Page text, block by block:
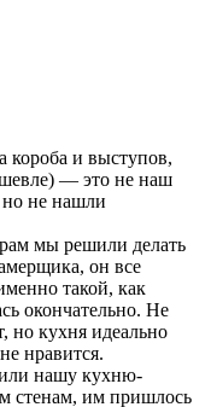
короба и выступов,
— это не наш
не нашли
мы решили делать
он все
такой, как
окончательно. Не
но кухня идеально
нравится.
нашу кухню-
стенам, им пришлось